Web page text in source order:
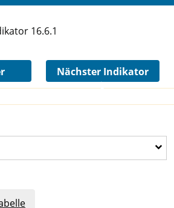
16.6.1
Nächster Indikator